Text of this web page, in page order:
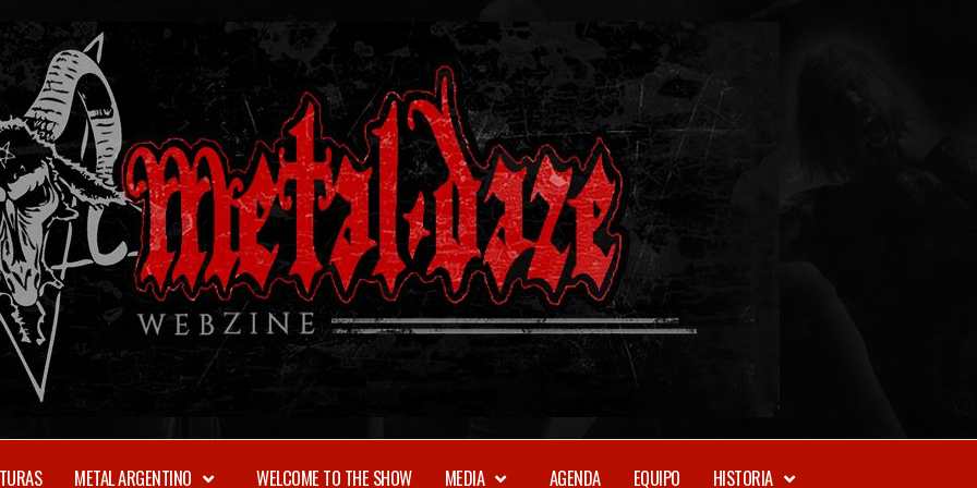
METAL ARGENTINO WELCOME TO THE SHOW MEDIA AGENDA EQUIPO HISTORIA